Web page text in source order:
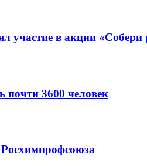
в акции «Собери
почти 3600 человек